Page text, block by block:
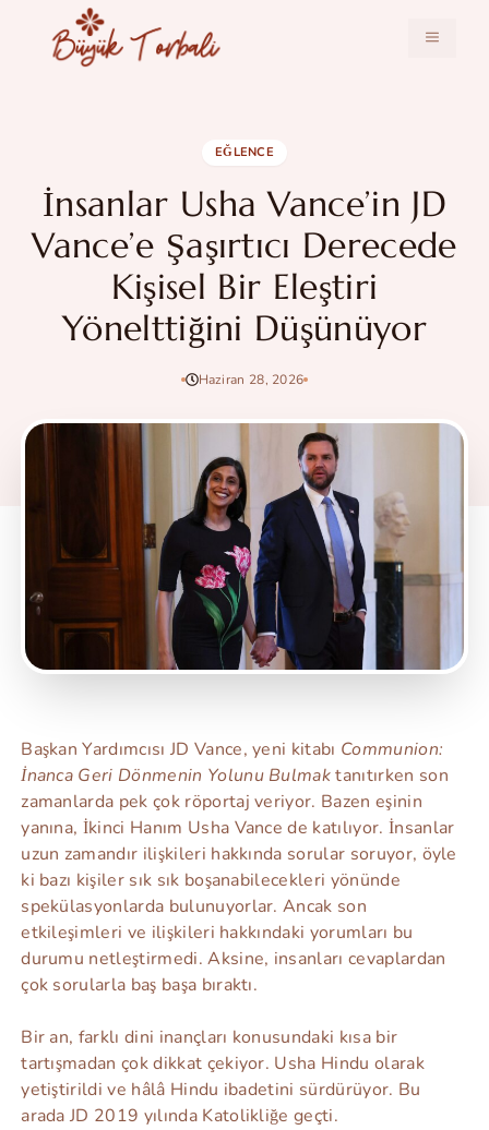
MENÜ
EĞLENCE
İnsanlar Usha Vance’in JD
Vance’e Şaşırtıcı Derecede
Kişisel Bir Eleştiri
Yönelttiğini Düşünüyor
Haziran 28, 2026
Başkan Yardımcısı JD Vance, yeni kitabı Communion:
İnanca Geri Dönmenin Yolunu Bulmaktanıtırken son
zamanlarda pek çok röportaj veriyor. Bazen eşinin
yanına, İkinci Hanım Usha Vance de katılıyor. İnsanlar
uzun zamandır ilişkileri hakkında sorular soruyor, öyle
ki bazı kişiler sık sık boşanabilecekleri yönünde
spekülasyonlarda bulunuyorlar. Ancak son
etkileşimleri ve ilişkileri hakkındaki yorumları bu
durumu netleştirmedi. Aksine, insanları cevaplardan
çok sorularla baş başa bıraktı.
Bir an, farklı dini inançları konusundaki kısa bir
tartışmadan çok dikkat çekiyor. Usha Hindu olarak
yetiştirildi ve hâlâ Hindu ibadetini sürdürüyor. Bu
arada JD 2019 yılında Katolikliğe geçti.